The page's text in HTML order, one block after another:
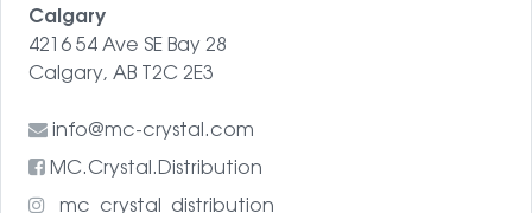
Calgary
4216 54 Ave SE Bay 28
Calgary, AB T2C 2E3
info@mc-crystal.com
MC.Crystal.Distribution
_mc_crystal_distribution_